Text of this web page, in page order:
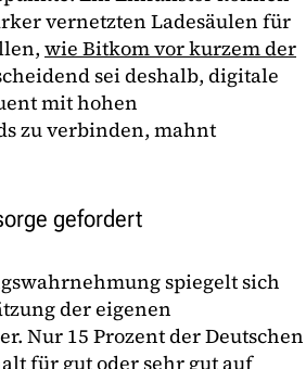
vernetzten Ladesäulen für
wie Bitkom vor kurzem der
sei deshalb, digitale
mit hohen
zu verbinden, mahnt
gefordert
spiegelt sich
der eigenen
Nur 15 Prozent der Deutschen
für gut oder sehr gut auf